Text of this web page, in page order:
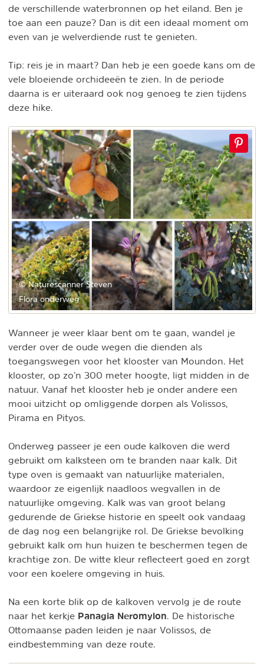
de verschillende waterbronnen op het eiland. Ben je
toe aan een pauze? Dan is dit een ideaal moment om
even van je welverdiende rust te genieten.
Tip: reis je in maart? Dan heb je een goede kans om de
vele bloeiende orchideeën te zien. In de periode
daarna is er uiteraard ook nog genoeg te zien tijdens
deze hike.
© Naturescanner Steven
Flora onderweg
Wanneer je weer klaar bent om te gaan, wandel je
verder over de oude wegen die dienden als
toegangswegen voor het klooster van Moundon. Het
klooster, op zo’n 300 meter hoogte, ligt midden in de
natuur. Vanaf het klooster heb je onder andere een
mooi uitzicht op omliggende dorpen als Volissos,
Pirama en Pityos.
Onderweg passeer je een oude kalkoven die werd
gebruikt om kalksteen om te branden naar kalk. Dit
type oven is gemaakt van natuurlijke materialen,
waardoor ze eigenlijk naadloos wegvallen in de
natuurlijke omgeving. Kalk was van groot belang
gedurende de Griekse historie en speelt ook vandaag
de dag nog een belangrijke rol. De Griekse bevolking
gebruikt kalk om hun huizen te beschermen tegen de
krachtige zon. De witte kleur reflecteert goed en zorgt
voor een koelere omgeving in huis.
Na een korte blik op de kalkoven vervolg je de route
naar het kerkje Panagia Neromylon . De historische
Ottomaanse paden leiden je naar Volissos, de
eindbestemming van deze route.